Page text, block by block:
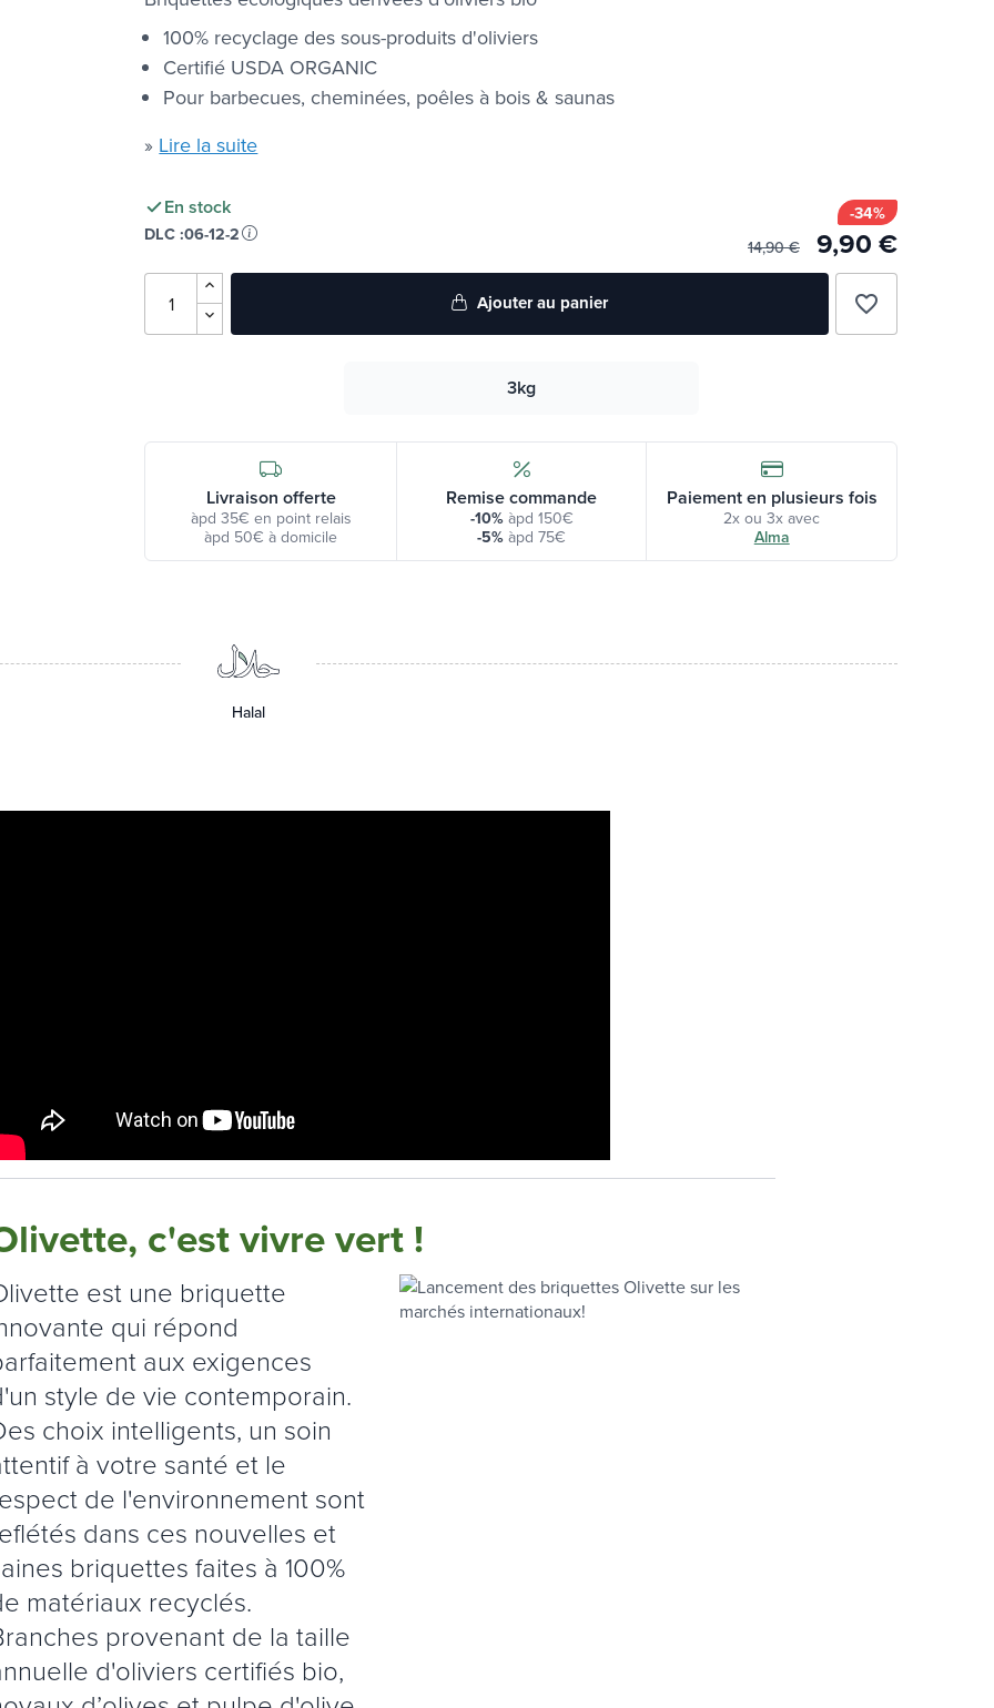
100% recyclage des sous-produits d'oliviers
Certifié USDA ORGANIC
Pour barbecues, cheminées, poêles à bois & saunas
» Lire la suite
En stock
DLC :06-12-2
-34%
14,90 € 9,90 €
Ajouter au panier favorite_border
3kg
Livraison offerte
àpd 35€ en point relais
àpd 50€ à domicile
Remise commande
-10%àpd 150€
-5% àpd 75€
Paiement en plusieurs fois
2x ou 3x avec
Alma
Halal
c'est vivre vert !
est une briquette
qui répond
aux exigences
style de vie contemporain.
choix intelligents, un soin
à votre santé et le
de l'environnement sont
dans ces nouvelles et
briquettes faites à 100%
matériaux recyclés.
provenant de la taille
d'oliviers certifiés bio,